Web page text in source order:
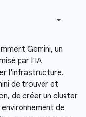
Gemini, un
par l'IA
l'infrastructure.
de trouver et
de créer un cluster
de